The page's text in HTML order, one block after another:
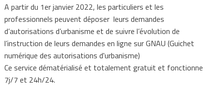
A partir du 1er janvier 2022, les particuliers et les
professionnels peuvent déposer leurs demandes
d’autorisations d’urbanisme et de suivre l’évolution de
l’instruction de leurs demandes en ligne sur GNAU (Guichet
numérique des autorisations d'urbanisme)
Ce service dématérialisé et totalement gratuit et fonctionne
7j/7 et 24h/24.